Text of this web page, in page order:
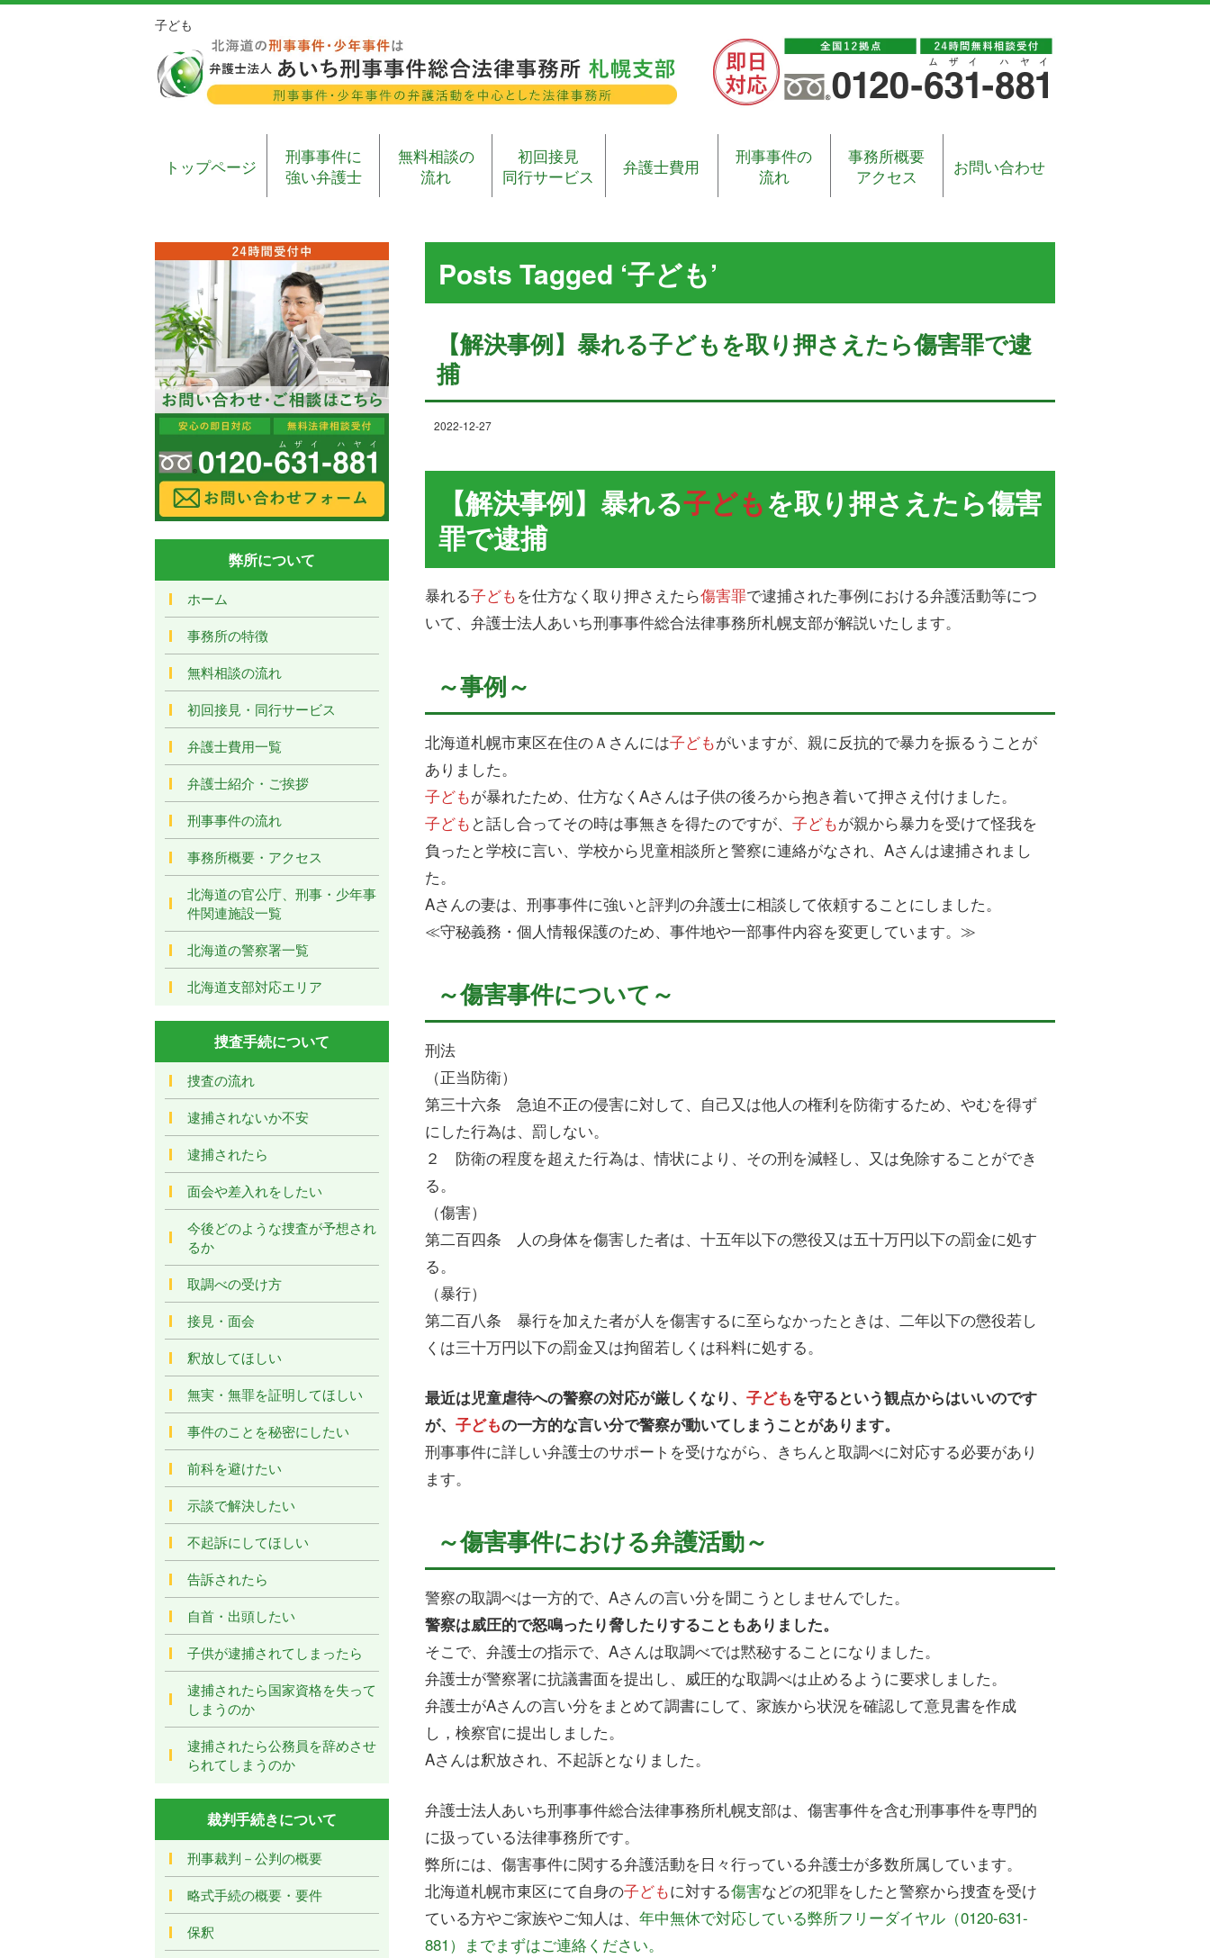
子ども
トップページ
刑事事件に
強い弁護士
無料相談の
流れ
初回接見
同行サービス
弁護士費用
刑事事件の
流れ
事務所概要
アクセス
お問い合わせ
Posts Tagged ‘子ども’
【解決事例】暴れる子どもを取り押さえたら傷害罪で逮
捕
2022-12-27
【解決事例】暴れる子どもを取り押さえたら傷害
罪で逮捕
暴れる子どもを仕方なく取り押さえたら傷害罪で逮捕された事例における弁護活動等につ
いて、弁護士法人あいち刑事事件総合法律事務所札幌支部が解説いたします。
～事例～
北海道札幌市東区在住のＡさんには子どもがいますが、親に反抗的で暴力を振るうことが
ありました。
子どもが暴れたため、仕方なくAさんは子供の後ろから抱き着いて押さえ付けました。
子ども と話し合ってその時は事無きを得たのですが、 子どもが親から暴力を受けて怪我を
負ったと学校に言い、学校から児童相談所と警察に連絡がなされ、Aさんは逮捕されまし
た。
Aさんの妻は、刑事事件に強いと評判の弁護士に相談して依頼することにしました。
≪守秘義務・個人情報保護のため、事件地や一部事件内容を変更しています。≫
～傷害事件について～
刑法
（正当防衛）
第三十六条 急迫不正の侵害に対して、自己又は他人の権利を防衛するため、やむを得ず
にした行為は、罰しない。
２ 防衛の程度を超えた行為は、情状により、その刑を減軽し、又は免除することができ
る。
（傷害）
第二百四条 人の身体を傷害した者は、十五年以下の懲役又は五十万円以下の罰金に処す
る。
（暴行）
第二百八条 暴行を加えた者が人を傷害するに至らなかったときは、二年以下の懲役若し
くは三十万円以下の罰金又は拘留若しくは科料に処する。
最近は児童虐待への警察の対応が厳しくなり、 子どもを守るという観点からはいいのです
が、 子どもの一方的な言い分で警察が動いてしまうことがあります。
刑事事件に詳しい弁護士のサポートを受けながら、きちんと取調べに対応する必要があり
ます。
～傷害事件における弁護活動～
警察の取調べは一方的で、Aさんの言い分を聞こうとしませんでした。
警察は威圧的で怒鳴ったり脅したりすることもありました。
そこで、弁護士の指示で、Aさんは取調べでは黙秘することになりました。
弁護士が警察署に抗議書面を提出し、威圧的な取調べは止めるように要求しました。
弁護士がAさんの言い分をまとめて調書にして、家族から状況を確認して意見書を作成
し，検察官に提出しました。
Aさんは釈放され、不起訴となりました。
弁護士法人あいち刑事事件総合法律事務所札幌支部は、傷害事件を含む刑事事件を専門的
に扱っている法律事務所です。
弊所には、傷害事件に関する弁護活動を日々行っている弁護士が多数所属しています。
北海道札幌市東区にて自身の子どもに対する傷害などの犯罪をしたと警察から捜査を受け
ている方やご家族やご知人は、 年中無休で対応している弊所フリーダイヤル（0120-631-
881）までまずはご連絡ください。
弊所について
ホーム
事務所の特徴
無料相談の流れ
初回接見・同行サービス
弁護士費用一覧
弁護士紹介・ご挨拶
刑事事件の流れ
事務所概要・アクセス
北海道の官公庁、刑事・少年事
件関連施設一覧
北海道の警察署一覧
北海道支部対応エリア
捜査手続について
捜査の流れ
逮捕されないか不安
逮捕されたら
面会や差入れをしたい
今後どのような捜査が予想され
るか
取調べの受け方
接見・面会
釈放してほしい
無実・無罪を証明してほしい
事件のことを秘密にしたい
前科を避けたい
示談で解決したい
不起訴にしてほしい
告訴されたら
自首・出頭したい
子供が逮捕されてしまったら
逮捕されたら国家資格を失って
しまうのか
逮捕されたら公務員を辞めさせ
られてしまうのか
裁判手続きについて
刑事裁判－公判の概要
略式手続の概要・要件
保釈